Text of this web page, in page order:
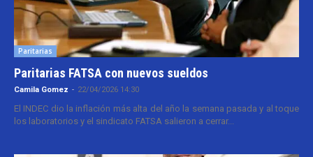
Paritarias
Paritarias FATSA con nuevos sueldos
Camila Gomez - 22/04/2026 14:30
El INDEC dio la inflación más alta del año la semana pasada y al toque
los laboratorios y el sindicato FATSA salieron a cerrar...